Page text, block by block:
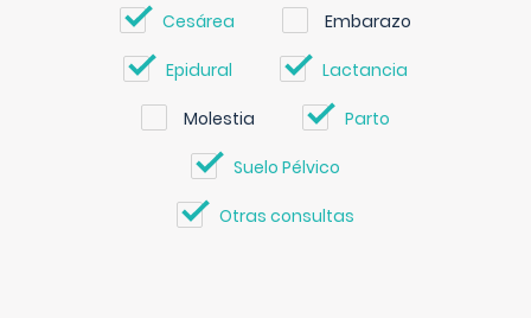
Cesárea Embarazo
Epidural Lactancia
Molestia Parto
Suelo Pélvico
Otras consultas